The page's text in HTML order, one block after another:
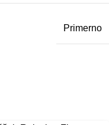
Primerno